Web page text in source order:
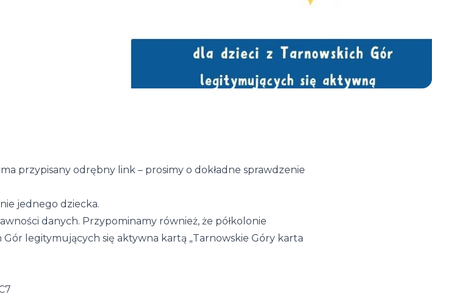
przypisany odrębny link – prosimy o dokładne sprawdzenie
jednego dziecka.
danych. Przypominamy również, że półkolonie
legitymujących się aktywna kartą „Tarnowskie Góry karta